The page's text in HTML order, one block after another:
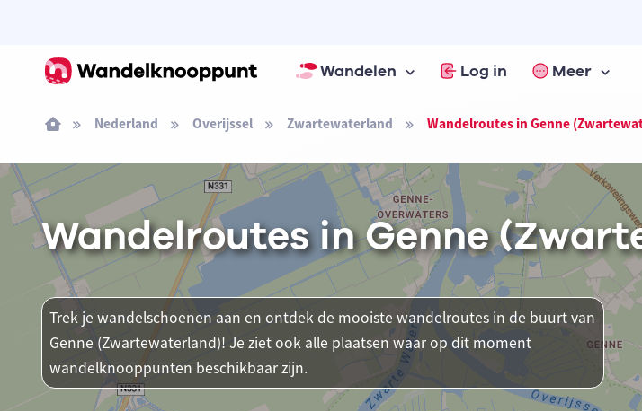
Wandelen Log in Meer
Nederland Overijssel Zwartewaterland Wandelroutes in Genne
Wandelroutes in Genne
Trek je wandelschoenen aan en ontdek de mooiste wandelroutes in de buurt van
Genne (Zwartewaterland)! Je ziet ook alle plaatsen waar op dit moment
wandelknooppunten beschikbaar zijn.